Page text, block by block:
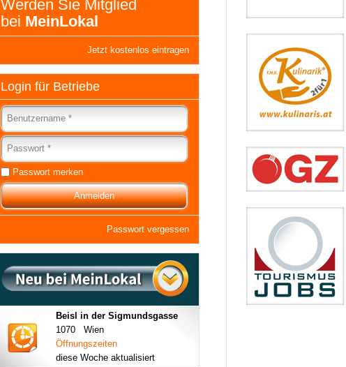
Werden Sie Mitglied
bei MeinLokal
Jetzt kostenlos eintragen
Login für Betriebe
Passwort merken
Passwort vergessen
Beisl in der Sigmundsgasse
1070 Wien
Öffnungszeiten
diese Woche aktualisiert